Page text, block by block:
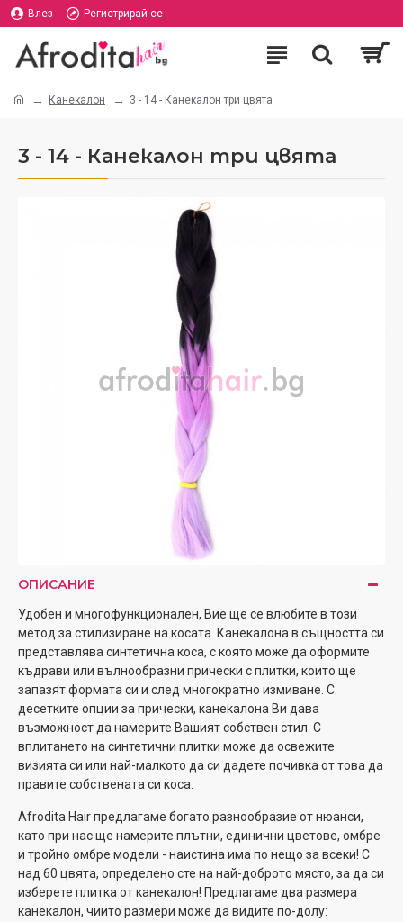
Влез Регистрирай се
Канекалон 3 - 14 - Канекалон три цвята
3 - 14 - Канекалон три цвята
ОПИСАНИЕ
Удобен и многофункционален, Вие ще се влюбите в този
метод за стилизиране на косата. Канекалона в същността си
представлява синтетична коса, с която може да оформите
къдрави или вълнообразни прически с плитки, които ще
запазят формата си и след многократно измиване. С
десетките опции за прически, канекалона Ви дава
възможност да намерите Вашият собствен стил. С
вплитането на синтетични плитки може да освежите
визията си или най-малкото да си дадете почивка от това да
правите собствената си коса.
Afrodita Hair предлагаме богато разнообразие от нюанси,
като при нас ще намерите плътни, единични цветове, омбре
и тройно омбре модели - наистина има по нещо за всеки! С
над 60 цвята, определено сте на най-доброто място, за да си
изберете плитка от канекалон! Предлагаме два размера
канекалон, чиито размери може да видите по-долу: